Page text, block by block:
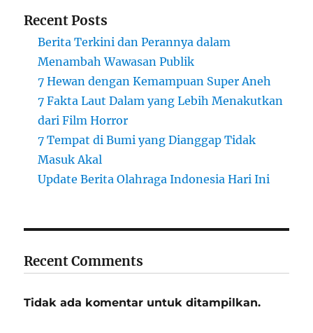
Recent Posts
Berita Terkini dan Perannya dalam
Menambah Wawasan Publik
7 Hewan dengan Kemampuan Super Aneh
7 Fakta Laut Dalam yang Lebih Menakutkan
dari Film Horror
7 Tempat di Bumi yang Dianggap Tidak
Masuk Akal
Update Berita Olahraga Indonesia Hari Ini
Recent Comments
Tidak ada komentar untuk ditampilkan.